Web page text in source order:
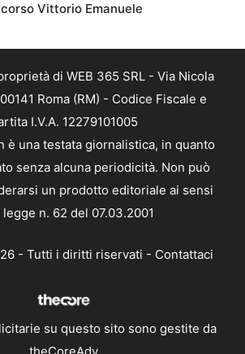
Vittorio Emanuele
di WEB 365 SRL - Via Nicola
Roma (RM) - Codice Fiscale e
I.V.A. 12279101005
è una testata giornalistica, in quanto
senza alcuna periodicità. Non può
un prodotto editoriale ai sensi
n. 62 del 07.03.2001
- Tutti i diritti riservati - Contattaci
su questo sito sono gestite da
theCoreAdv